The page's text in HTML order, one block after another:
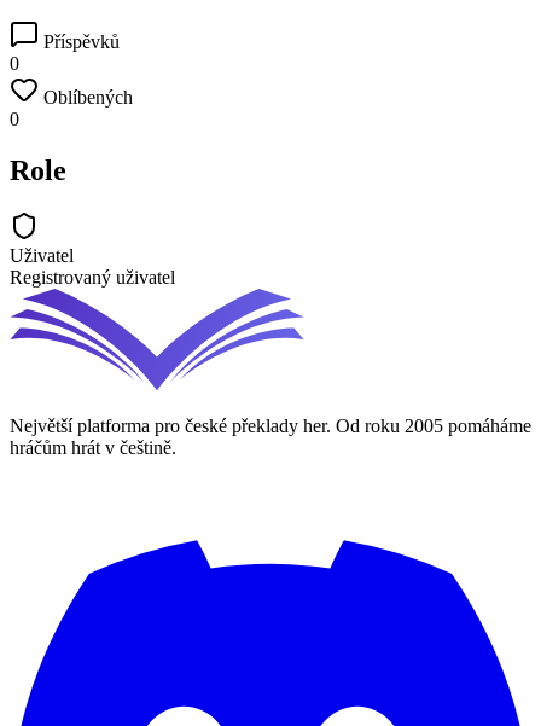
Příspěvků
0
Oblíbených
0
Role
Uživatel
Registrovaný uživatel
Největší platforma pro české překlady her. Od roku 2005 pomáháme
hráčům hrát v češtině.